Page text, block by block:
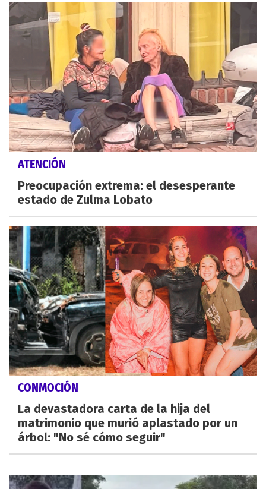
ATENCIÓN
Preocupación extrema: el desesperante
estado de Zulma Lobato
CONMOCIÓN
La devastadora carta de la hija del
matrimonio que murió aplastado por un
árbol: "No sé cómo seguir"